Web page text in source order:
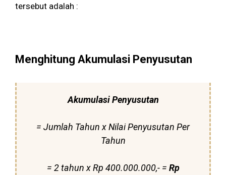
tersebut adalah :
Menghitung Akumulasi Penyusutan
Akumulasi Penyusutan
= Jumlah Tahun x Nilai Penyusutan Per
Tahun
= 2 tahun x Rp 400.000.000,- = Rp